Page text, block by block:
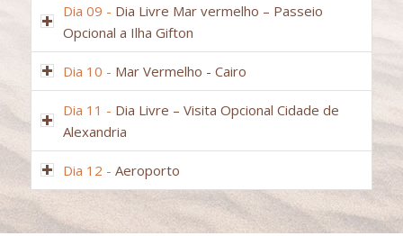
Dia 09 - Dia Livre Mar vermelho – Passeio
Opcional a Ilha Gifton
Dia 10 - Mar Vermelho - Cairo
Dia 11 - Dia Livre – Visita Opcional Cidade de
Alexandria
Dia 12 - Aeroporto